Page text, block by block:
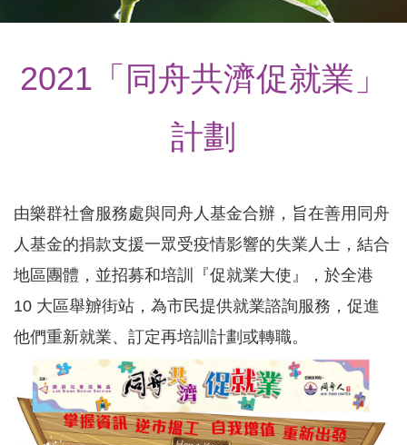
2021「同舟共濟促就業」
計劃
由樂群社會服務處與同舟人基金合辦，旨在善用同舟
人基金的捐款支援一眾受疫情影響的失業人士，結合
地區團體，並招募和培訓『促就業大使』，於全港
10 大區舉辧街站，為市民提供就業諮詢服務，促進
他們重新就業、訂定再培訓計劃或轉職。